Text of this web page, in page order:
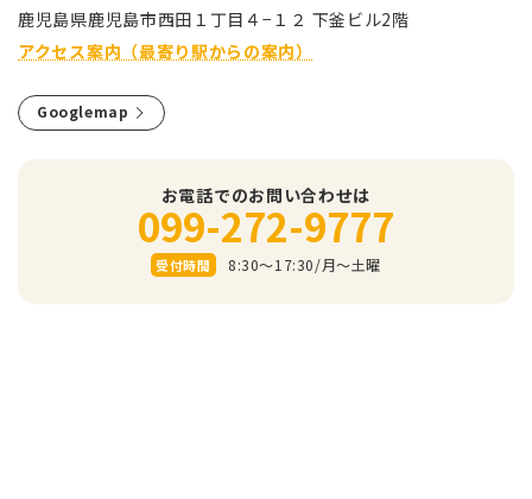
⿅児島県⿅児島市⻄⽥１丁⽬４−１２ 下釜ビル2階
アクセス案内（最寄り駅からの案内）
Googlemap
お電話でのお問い合わせは
099-272-9777
受付時間 8:30～17:30/⽉〜⼟曜